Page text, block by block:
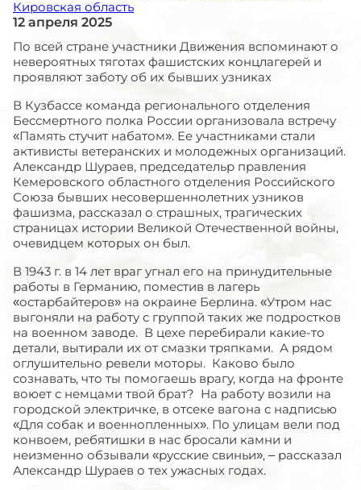
Кировская область
12 апреля 2025
По всей стране участники Движения вспоминают о
невероятных тяготах фашистских концлагерей и
проявляют заботу об их бывших узниках
В Кузбассе команда регионального отделения
Бессмертного полка России организовала встречу
«Память стучит набатом». Ее участниками стали
активисты ветеранских и молодежных организаций.
Александр Шураев, председательр правления
Кемеровского областного отделения Российского
Союза бывших несовершеннолетних узников
фашизма, рассказал о страшных, трагических
страницах истории Великой Отечественной войны,
очевидцем которых он был.
В 1943 г. в 14 лет враг угнал его на принудительные
работы в Германию, поместив в лагерь
«остарбайтеров» на окраине Берлина. «Утром нас
выгоняли на работу с группой таких же подростков
на военном заводе. В цехе перебирали какие-то
детали, вытирали их от смазки тряпками. А рядом
оглушительно ревели моторы. Каково было
сознавать, что ты помогаешь врагу, когда на фронте
воюет с немцами твой брат? На работу возили на
городской электричке, в отсеке вагона с надписью
«Для собак и военнопленных». По улицам вели под
конвоем, ребятишки в нас бросали камни и
неизменно обзывали «русские свиньи», – рассказал
Александр Шураев о тех ужасных годах.